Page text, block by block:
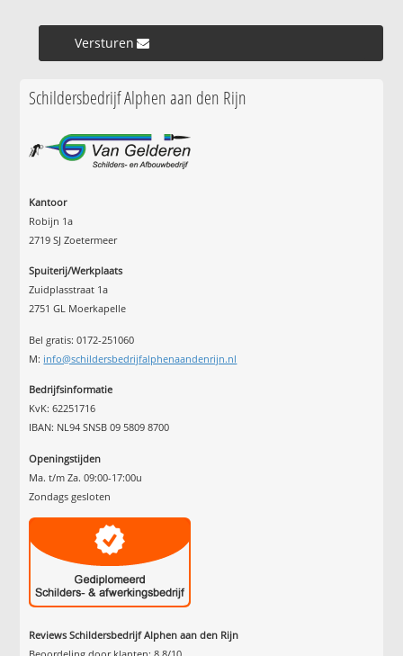
Versturen »
Schildersbedrijf Alphen aan den Rijn
Kantoor
Robijn 1a
2719 SJ Zoetermeer
Spuiterij/Werkplaats
Zuidplasstraat 1a
2751 GL Moerkapelle
Bel gratis: 0172-251060
M: info@schildersbedrijfalphenaandenrijn.nl
Bedrijfsinformatie
KvK: 62251716
IBAN: NL94 SNSB 09 5809 8700
Openingstijden
Ma. t/m Za. 09:00-17:00u
Zondags gesloten
Reviews Schildersbedrijf Alphen aan den Rijn